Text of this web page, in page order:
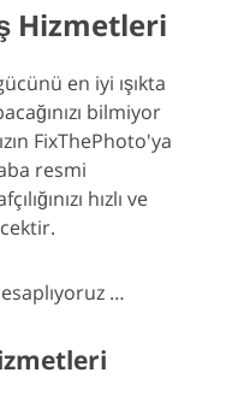
Hizmetleri
en iyi ışıkta
bilmiyor
FixThePhoto'ya
resmi
hızlı ve
…